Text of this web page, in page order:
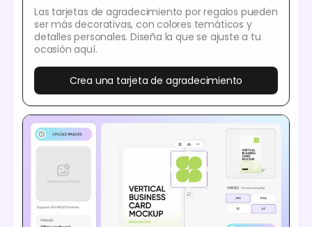
Las tarjetas de agradecimiento por regalos pueden
ser más decorativas, con colores temáticos y
detalles personales. Diseña la que se ajuste a tu
ocasión aquí.
Crea una tarjeta de agradecimiento